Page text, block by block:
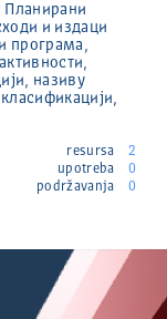
Планирани
и издаци
програма,
називу
resursa
2
upotreba
0
podržavanja
0